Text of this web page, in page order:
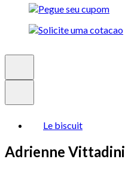
Le biscuit
Adrienne Vittadini